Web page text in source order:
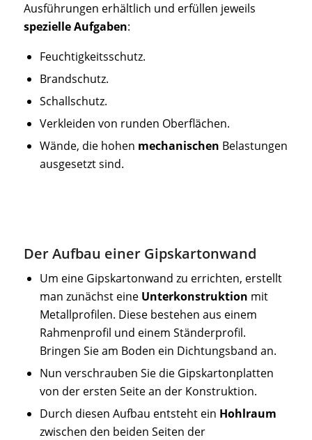
Ausführungen erhältlich und erfüllen jeweils
spezielle Aufgaben:
Feuchtigkeitsschutz.
Brandschutz.
Schallschutz.
Verkleiden von runden Oberflächen.
Wände, die hohen mechanischen Belastungen
ausgesetzt sind.
Der Aufbau einer Gipskartonwand
Um eine Gipskartonwand zu errichten, erstellt
man zunächst eine Unterkonstruktion mit
Metallprofilen. Diese bestehen aus einem
Rahmenprofil und einem Ständerprofil.
Bringen Sie am Boden ein Dichtungsband an.
Nun verschrauben Sie die Gipskartonplatten
von der ersten Seite an der Konstruktion.
Durch diesen Aufbau entsteht ein Hohlraum
zwischen den beiden Seiten der